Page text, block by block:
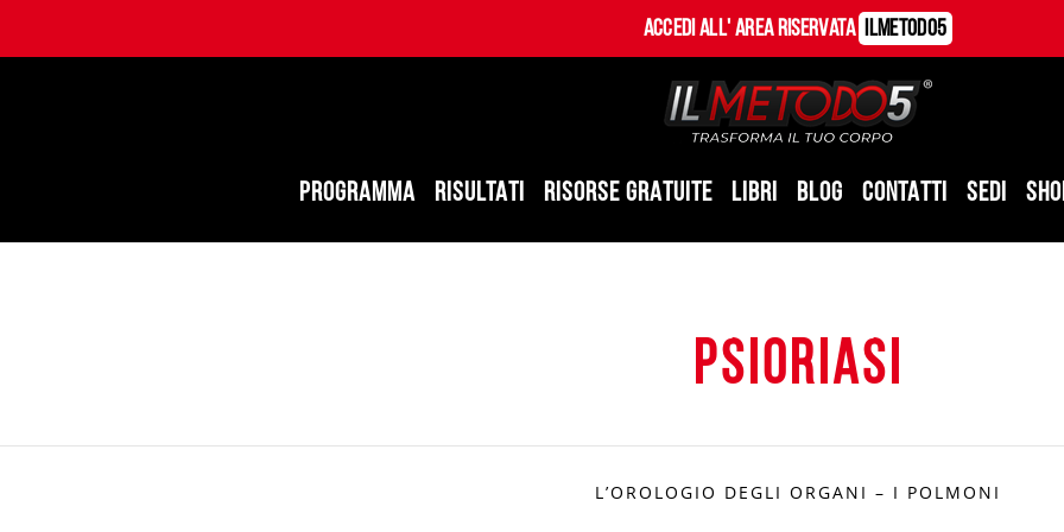
Accedi all' Area Riservata ILMetodo5
PROGRAMMA RISULTATI RISORSE GRATUITE LIBRI BLOG CONTATTI SEDI
psioriasi
L’OROLOGIO DEGLI ORGANI – I POLMONI